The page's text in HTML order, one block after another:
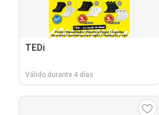
TEDi
Válido durante 4 días